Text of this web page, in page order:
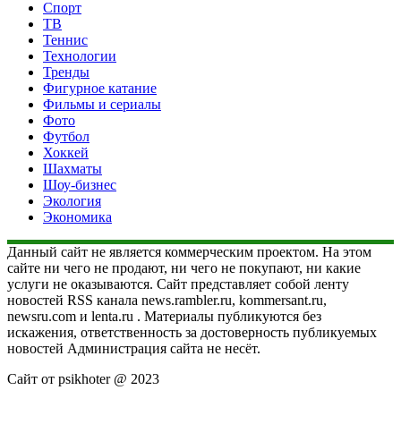
Спорт
ТВ
Теннис
Технологии
Тренды
Фигурное катание
Фильмы и сериалы
Фото
Футбол
Хоккей
Шахматы
Шоу-бизнес
Экология
Экономика
Данный сайт не является коммерческим проектом. На этом
сайте ни чего не продают, ни чего не покупают, ни какие
услуги не оказываются. Сайт представляет собой ленту
новостей RSS канала news.rambler.ru, kommersant.ru,
newsru.com и lenta.ru . Материалы публикуются без
искажения, ответственность за достоверность публикуемых
новостей Администрация сайта не несёт.
Сайт от psikhoter @ 2023